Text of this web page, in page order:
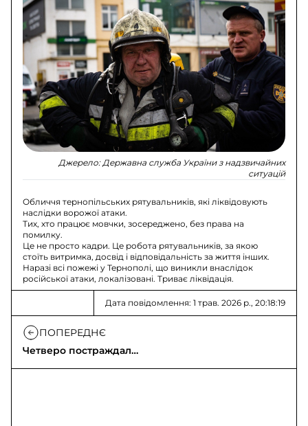
Джерело:Державна служба України з надзвичайних
ситуацій
Обличчя тернопільських рятувальників, які ліквідовують
наслідки ворожої атаки.
Тих, хто працює мовчки, зосереджено, без права на
помилку.
Це не просто кадри. Це робота рятувальників, за якою
стоїть витримка, досвід і відповідальність за життя інших.
Наразі всі пожежі у Тернополі, що виникли внаслідок
російської атаки, локалізовані. Триває ліквідація.
Дата повідомлення: 1 трав. 2026 р., 20:18:19
ПОПЕРЕДНЄ
Четверо постраждали
на Дніпропетровщині